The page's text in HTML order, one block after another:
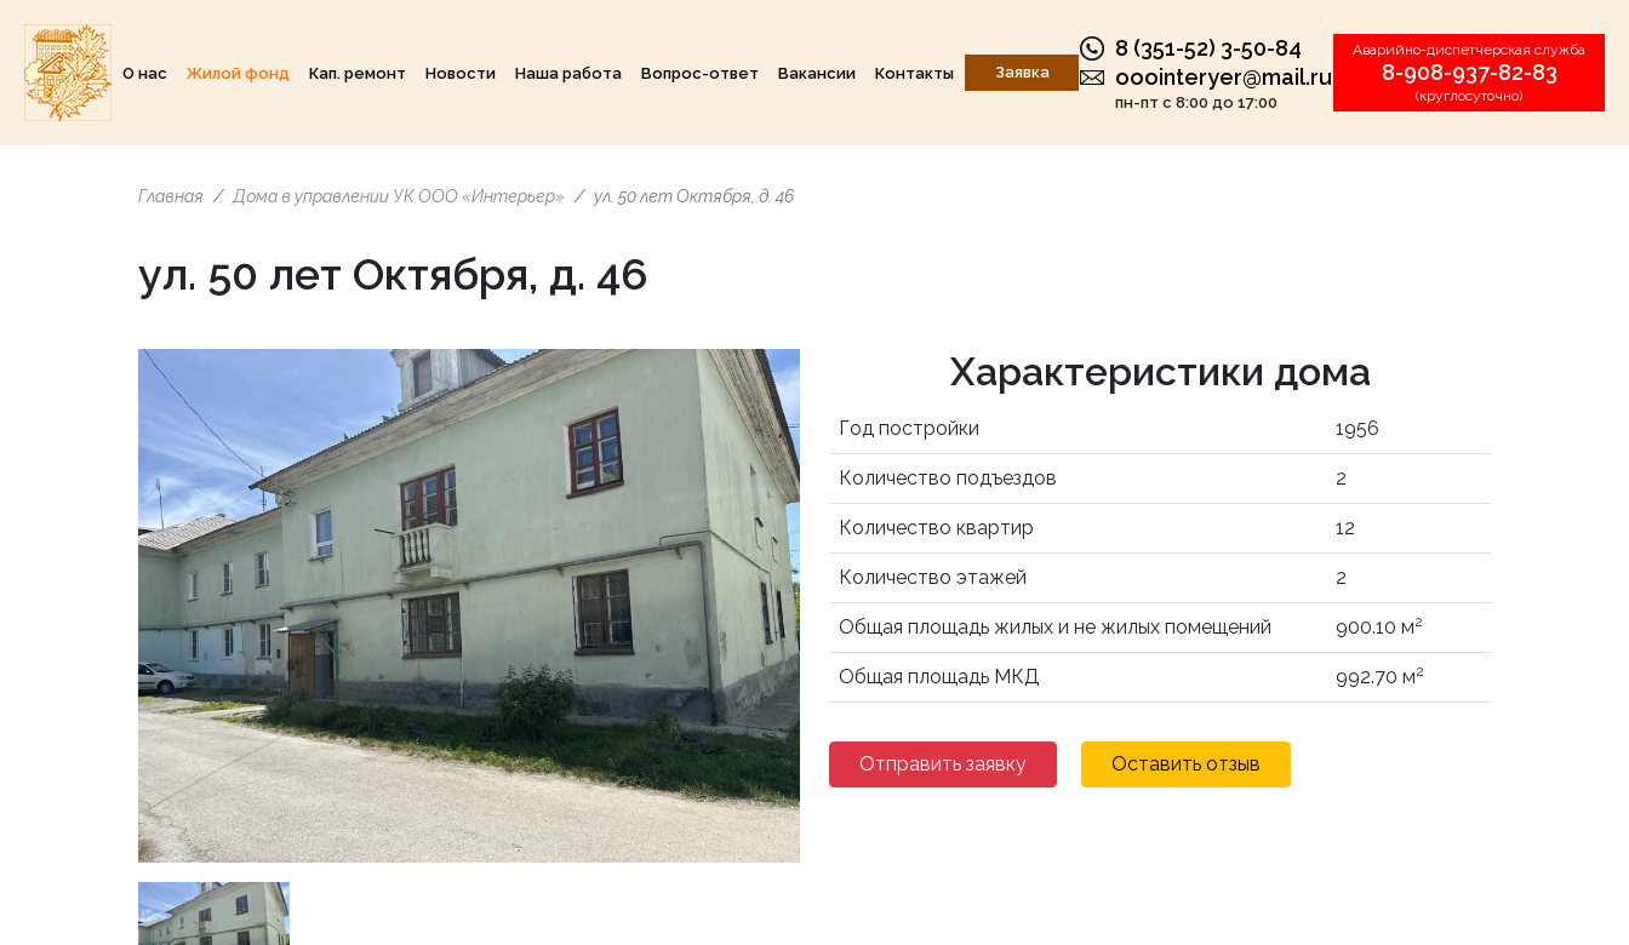
О нас Жилой фонд Кап. ремонт Новости Наша работа Вопрос-ответ Вакансии Контакты Заявка
8 (351-52) 3-50-84
ooointeryer@mail.ru
пн-пт с 8:00 до 17:00
Аварийно-диспетчерская служба
8-908-937-82-83
(круглосуточно)
Главная Дома в управлении УК ООО «Интерьер» ул. 50 лет Октября, д. 46
ул. 50 лет Октября, д. 46
Характеристики дома
Год постройки 1956
Количество подъездов 2
Количество квартир 12
Количество этажей 2
Общая площадь жилых и не жилых помещений 900.10 м2
Общая площадь МКД 992.70 м2
Отправить заявку Оставить отзыв